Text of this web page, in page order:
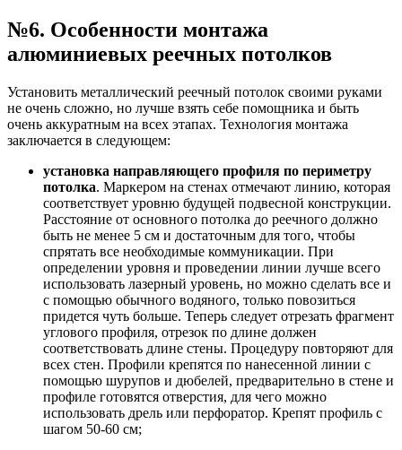
№6. Особенности монтажа
алюминиевых реечных потолков
Установить металлический реечный потолок своими руками
не очень сложно, но лучше взять себе помощника и быть
очень аккуратным на всех этапах. Технология монтажа
заключается в следующем:
установка направляющего профиля по периметру
потолка. Маркером на стенах отмечают линию, которая
соответствует уровню будущей подвесной конструкции.
Расстояние от основного потолка до реечного должно
быть не менее 5 см и достаточным для того, чтобы
спрятать все необходимые коммуникации. При
определении уровня и проведении линии лучше всего
использовать лазерный уровень, но можно сделать все и
с помощью обычного водяного, только повозиться
придется чуть больше. Теперь следует отрезать фрагмент
углового профиля, отрезок по длине должен
соответствовать длине стены. Процедуру повторяют для
всех стен. Профили крепятся по нанесенной линии с
помощью шурупов и дюбелей, предварительно в стене и
профиле готовятся отверстия, для чего можно
использовать дрель или перфоратор. Крепят профиль с
шагом 50-60 см;